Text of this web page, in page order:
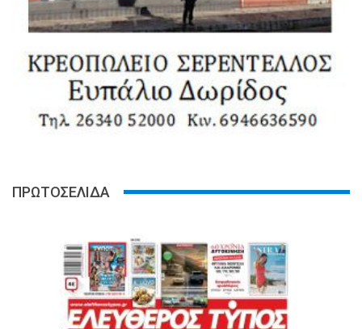
ΠΡΩΤΟΣΕΛΙΔΑ